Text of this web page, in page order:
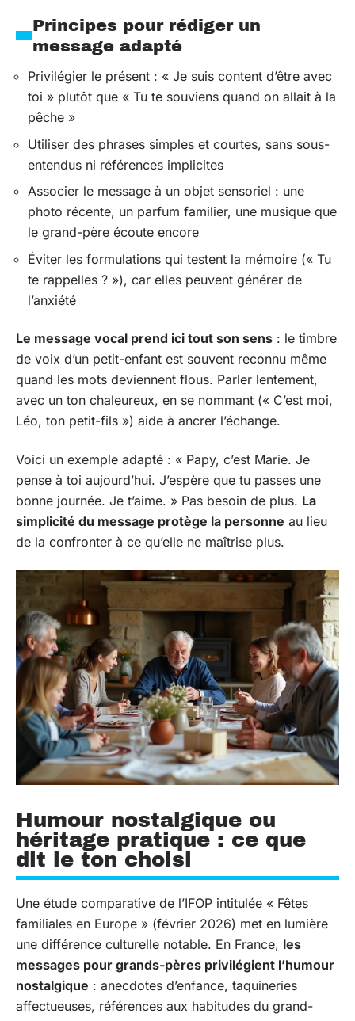
Principes pour rédiger un
message adapté
Privilégier le présent : « Je suis content d’être avec
toi » plutôt que « Tu te souviens quand on allait à la
pêche »
Utiliser des phrases simples et courtes, sans sous-
entendus ni références implicites
Associer le message à un objet sensoriel : une
photo récente, un parfum familier, une musique que
le grand-père écoute encore
Éviter les formulations qui testent la mémoire (« Tu
te rappelles ? »), car elles peuvent générer de
l’anxiété
Le message vocal prend ici tout son sens : le timbre
de voix d’un petit-enfant est souvent reconnu même
quand les mots deviennent flous. Parler lentement,
avec un ton chaleureux, en se nommant (« C’est moi,
Léo, ton petit-fils ») aide à ancrer l’échange.
Voici un exemple adapté : « Papy, c’est Marie. Je
pense à toi aujourd’hui. J’espère que tu passes une
bonne journée. Je t’aime. » Pas besoin de plus. La
simplicité du message protège la personne au lieu
de la confronter à ce qu’elle ne maîtrise plus.
Humour nostalgique ou
héritage pratique : ce que
dit le ton choisi
Une étude comparative de l’IFOP intitulée « Fêtes
familiales en Europe » (février 2026) met en lumière
une différence culturelle notable. En France, les
messages pour grands-pères privilégient l’humour
nostalgique : anecdotes d’enfance, taquineries
affectueuses, références aux habitudes du grand-